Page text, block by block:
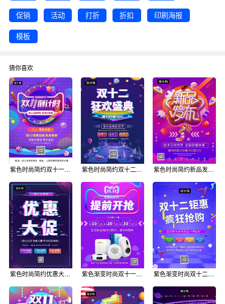
促销 活动 打折 折扣 印刷海报
模板
猜你喜欢
紫色时尚简约双十一购物狂欢节印刷海报模板 紫色时尚简约双十二狂欢盛典印刷海报模板 紫色时尚简约新品发布优惠活动印刷海报模板
紫色时尚简约优惠大促印刷海报模板 紫色渐变时尚双十一狂欢节印刷海报模板 紫色渐变时尚双十二狂欢盛典印刷海报模板